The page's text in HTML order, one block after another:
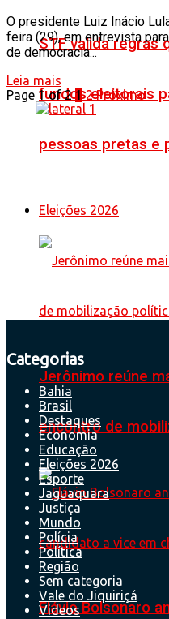
STF valida regras
fundos eleitorais
pessoas pretas e
Eleições 2026
Jerônimo reúne
encontro de
Flávio Bolsonaro
O presidente Luiz Inácio
feira (29), em entrevista
de democracia...
Leia mais
Page 1 of 2 1 2 Próximo
Categorias
Bahia
Brasil
Destaques
Economia
Educação
Eleições 2026
Esporte
Jaguaquara
Justiça
Mundo
Polícia
Política
Região
Sem categoria
Vale do Jiquiriçá
Videos